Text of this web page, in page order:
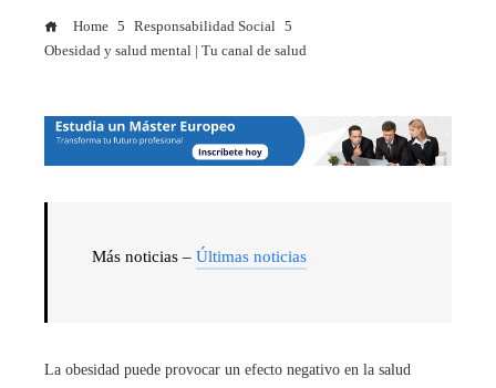
Home
Responsabilidad Social
Obesidad y salud mental | Tu canal de salud
Más noticias – Últimas noticias
La obesidad puede provocar un efecto negativo en la salud